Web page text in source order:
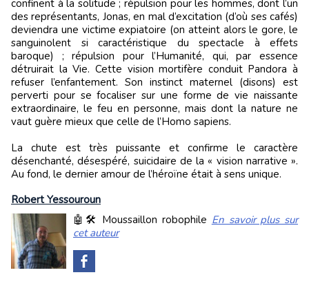
confinent à la solitude ; répulsion pour les hommes, dont l’un
des représentants, Jonas, en mal d’excitation (d’où ses cafés)
deviendra une victime expiatoire (on atteint alors le gore, le
sanguinolent si caractéristique du spectacle à effets
baroque) ; répulsion pour l’Humanité, qui, par essence
détruirait la Vie. Cette vision mortifère conduit Pandora à
refuser l’enfantement. Son instinct maternel (disons) est
perverti pour se focaliser sur une forme de vie naissante
extraordinaire, le feu en personne, mais dont la nature ne
vaut guère mieux que celle de l’Homo sapiens.
La chute est très puissante et confirme le caractère
désenchanté, désespéré, suicidaire de la « vision narrative ».
Au fond, le dernier amour de l’héroïne était à sens unique.
Robert Yessouroun
🤖🛠️ Moussaillon robophile En savoir plus sur
cet auteur